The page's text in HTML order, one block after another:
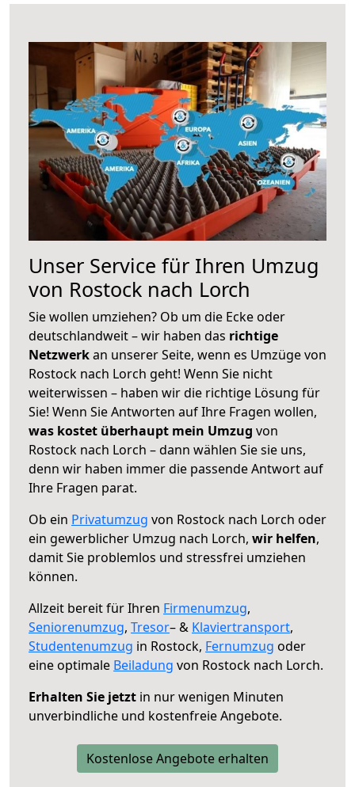
Unser Service für Ihren Umzug
von Rostock nach Lorch
Sie wollen umziehen? Ob um die Ecke oder
deutschlandweit – wir haben das richtige
Netzwerkan unserer Seite, wenn es Umzüge von
Rostock nach Lorch geht! Wenn Sie nicht
weiterwissen – haben wir die richtige Lösung für
Sie! Wenn Sie Antworten auf Ihre Fragen wollen,
was kostet überhaupt mein Umzug von
Rostock nach Lorch – dann wählen Sie sie uns,
denn wir haben immer die passende Antwort auf
Ihre Fragen parat.
Ob ein Privatumzug von Rostock nach Lorch oder
ein gewerblicher Umzug nach Lorch, wir helfen,
damit Sie problemlos und stressfrei umziehen
können.
Allzeit bereit für Ihren Firmenumzug,
Seniorenumzug, Tresor– & Klaviertransport,
Studentenumzug in Rostock, Fernumzug oder
eine optimale Beiladung von Rostock nach Lorch.
Erhalten Sie jetzt in nur wenigen Minuten
unverbindliche und kostenfreie Angebote.
Kostenlose Angebote erhalten